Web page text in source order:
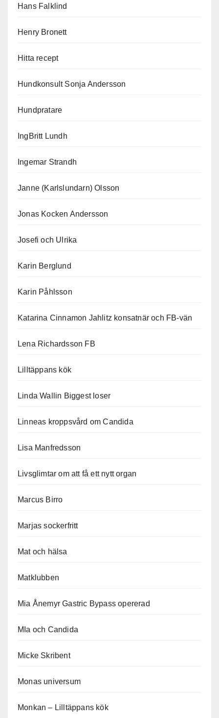
Hans Falklind
Henry Bronett
Hitta recept
Hundkonsult Sonja Andersson
Hundpratare
IngBritt Lundh
Ingemar Strandh
Janne (Karlslundarn) Olsson
Jonas Kocken Andersson
Josefi och Ulrika
Karin Berglund
Karin Påhlsson
Katarina Cinnamon Jahlitz konsatnär och FB-vän
Lena Richardsson FB
Lilltäppans kök
Linda Wallin Biggest loser
Linneas kroppsvård om Candida
Lisa Manfredsson
Livsglimtar om att få ett nytt organ
Marcus Birro
Marjas sockerfritt
Mat och hälsa
Matklubben
Mia Ånemyr Gastric Bypass opererad
MIa och Candida
Micke Skribent
Monas universum
Monkan – Lilltäppans kök